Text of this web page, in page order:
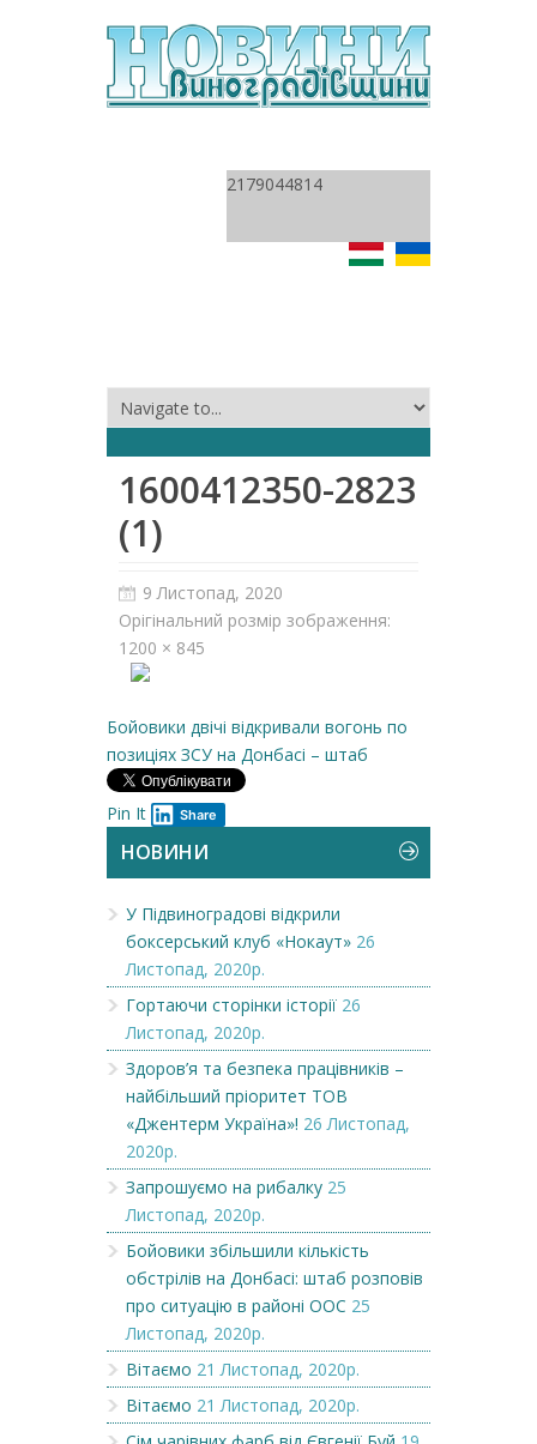
2179044814
1600412350-2823
(1)
9 Листопад, 2020
Орігінальний розмір зображення:
1200 × 845
Бойовики двічі відкривали вогонь по
позиціях ЗСУ на Донбасі – штаб
Pin It Share
НОВИНИ
У Підвиноградові відкрили
боксерський клуб «Нокаут» 26
Листопад, 2020р.
Гортаючи сторінки історії 26
Листопад, 2020р.
Здоров’я та безпека працівників –
найбільший пріоритет ТОВ
«Джентерм Україна»! 26 Листопад,
2020р.
Запрошуємо на рибалку 25
Листопад, 2020р.
Бойовики збільшили кількість
обстрілів на Донбасі: штаб розповів
про ситуацію в районі ООС 25
Листопад, 2020р.
Вітаємо 21 Листопад, 2020р.
Вітаємо 21 Листопад, 2020р.